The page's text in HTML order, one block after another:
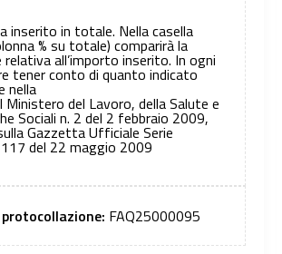
inserito in totale. Nella casella
% su totale) comparirà la
relativa all’importo inserito. In ogni
tener conto di quanto indicato
nella
Ministero del Lavoro, della Salute e
Sociali n. 2 del 2 febbraio 2009,
Gazzetta Ufficiale Serie
117 del 22 maggio 2009
FAQ25000095